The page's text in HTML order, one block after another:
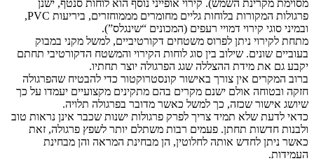
מסוימת מקרינת השמש). קירוי אופייני נוסף הוא לוחות סנטף, ישנן
פרגולות המקורות בלוחות גליים מחומרים מממוחזרים, ביריעות PVC,
ובמיני סוגי קירוי דמויי רעפים (המכונים “שינגלס”).
מתחת לקירוי ניתן לפרוס משטחים דקורטיביים, למשל מקני במבוק
בעוביים שונים. שילוב בין סוג לוחות הקירוי והמשטח הדקורטיבי תחתם
יקבע גם את מידת ההצללה שגג הפרגולה יוצר תחתיו.
ברוב המקרים אין צורך באישור קונסטרוקטור כדי להבטיח שהפרגולה
חזקה ובטוחה אולם ישנם מקרים בהם מתקינים מקצועיים יעמדו על כך
שיושג אישור שכזה, כך למשל כאשר מדובר בפרגולה תלויה.
כדאי לדעת שלא תמיד צריך לפרק פרגולות ישנות שכבר אינן נראות טוב
ולבנות חדשות תחתן. פעמים רבות משתלם יותר לשפץ פרגולה, זאת
כאשר ניתן לחדש אותה לחלוטין, הן מבחינת המראה והן מבחינת
העמידות.